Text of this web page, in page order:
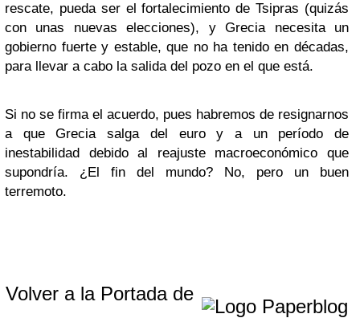
rescate, pueda ser el fortalecimiento de Tsipras (quizás
con unas nuevas elecciones), y Grecia necesita un
gobierno fuerte y estable, que no ha tenido en décadas,
para llevar a cabo la salida del pozo en el que está.
Si no se firma el acuerdo, pues habremos de resignarnos
a que Grecia salga del euro y a un período de
inestabilidad debido al reajuste macroeconómico que
supondría. ¿El fin del mundo? No, pero un buen
terremoto.
Volver a la Portada de